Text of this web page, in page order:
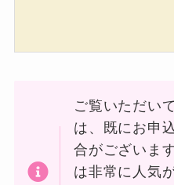
ご覧いただい
は、既にお申
合がございま
は非常に人気